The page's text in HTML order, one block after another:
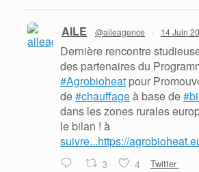
AILE @aileagence · 14 Juin
Dernière rencontre
des partenaires du
#Agrobioheat pour
de#chauffageà base de
dans les zones rurales
le bilan ! à
suivre...https://
3 4 Twitter